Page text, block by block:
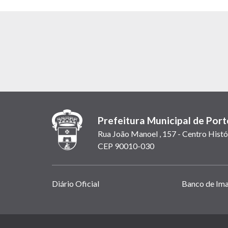
Prefeitura Municipal de
Rua João Manoel , 157 - Centro
CEP 90010-030
Links
Diário Oficial Banco de